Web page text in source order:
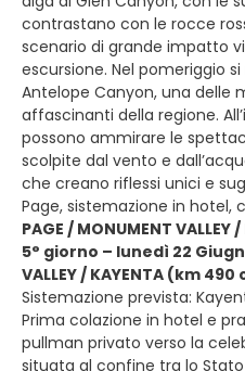
contrastano con le rocce
scenario di grande impatto
escursione. Nel pomeriggio
Antelope Canyon, una delle
affascinanti della regione.
possono ammirare le
scolpite dal vento e
che creano riflessi unici e
Page, sistemazione in
PAGE / MONUMENT VALLEY
5° giorno – lunedì 22
VALLEY / KAYENTA (km 490
Sistemazione prevista:
Prima colazione in hotel e
pullman privato verso la
situata al confine tra lo Stato